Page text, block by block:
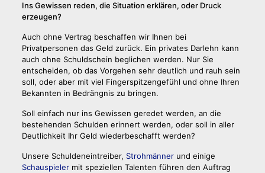
Ins Gewissen reden, die Situation erklären, oder Druck
erzeugen?
Auch ohne Vertrag beschaffen wir Ihnen bei
Privatpersonen das Geld zurück. Ein privates Darlehn kann
auch ohne Schuldschein beglichen werden. Nur Sie
entscheiden, ob das Vorgehen sehr deutlich und rauh sein
soll, oder aber mit viel Fingerspitzengefühl und ohne Ihren
Bekannten in Bedrängnis zu bringen.
Soll einfach nur ins Gewissen geredet werden, an die
bestehenden Schulden erinnert werden, oder soll in aller
Deutlichkeit Ihr Geld wiederbeschafft werden?
Unsere Schuldeneintreiber, Strohmännerund einige
Schauspielermit speziellen Talenten führen den Auftrag